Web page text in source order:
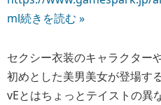
ml続きを読む »
セクシー衣装のキャラクター
初めとした美男美女が登場す
vEとはちょっとテイストの異